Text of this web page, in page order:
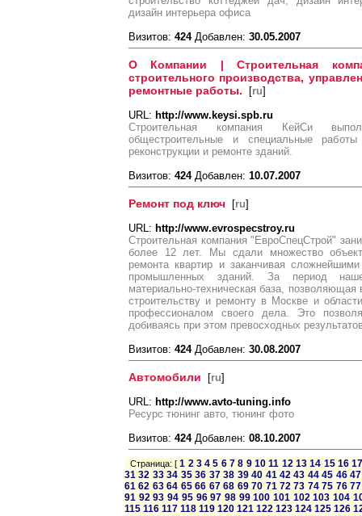
дизайн интерьера офиса
Визитов: 424Добавлен: 30.05.2007
О Компании | Строительная
строительного производства,
ремонтные работы. [ru]
URL: http://www.keysi.spb.ru
Строительная компания КейСи
общестроительные и специальные работы
реконструкции и ремонте зданий.
Визитов: 424Добавлен: 10.07.2007
Ремонт под ключ [ru]
URL: http://www.evrospecstroy.ru
Строительная компания "ЕвроСпецСтрой"
более 12 лет. Мы сдали множество
ремонта квартир и заканчивая
промышленных зданий. За период
материально-техническая база,
строительству и ремонту в Москве и
профессионалом своего дела. Это
добиваясь при этом превосходных
Визитов: 424Добавлен: 30.08.2007
Автомобили [ru]
URL: http://www.avto-tuning.info
Ресурс тюнинг авто, тюнинг фото
Визитов: 424Добавлен: 08.10.2007
Страница: [1 2 3 4 5 6 7 8 9 10 11 12 13 14 15 16
31 32 33 34 35 36 37 38 39 40 41 42 43 44 45 46 47
61 62 63 64 65 66 67 68 69 70 71 72 73 74 75 76 77
91 92 93 94 95 96 97 98 99 100 101 102 103 104
115 116 117 118 119 120 121 122 123 124 125 126